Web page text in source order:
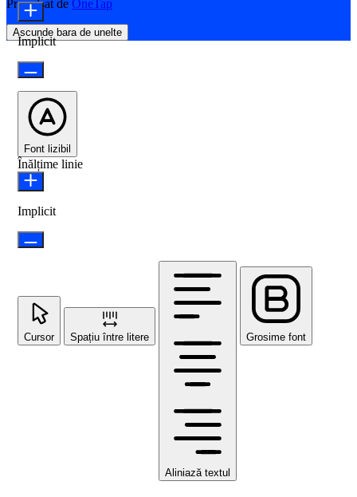
Propulsat de OneTap
Ascunde bara de unelte
Implicit
Font lizibil
Înălțime linie
Implicit
Cursor Spațiu între litere
Aliniază textul
Grosime font